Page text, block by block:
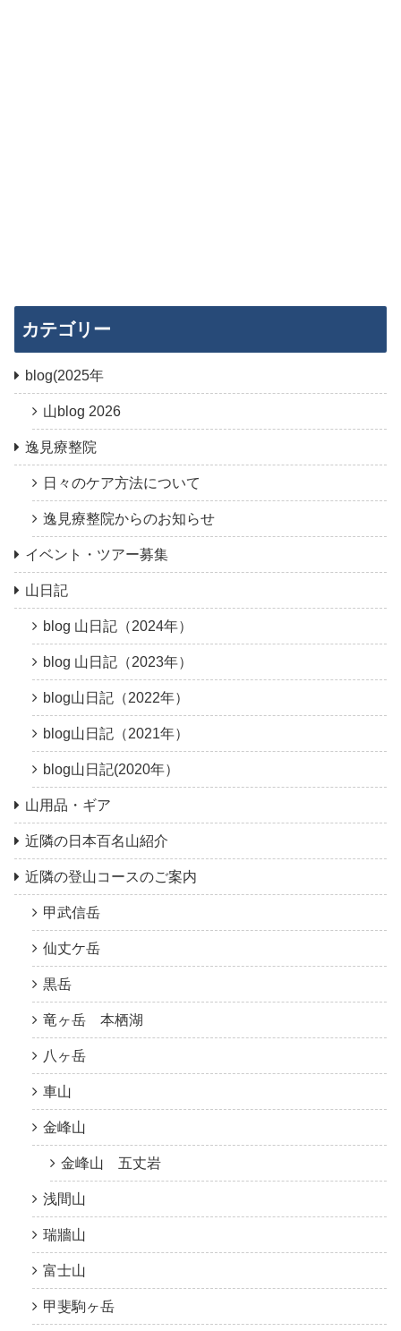
カテゴリー
blog(2025年
山blog 2026
逸見療整院
日々のケア方法について
逸見療整院からのお知らせ
イベント・ツアー募集
山日記
blog 山日記（2024年）
blog 山日記（2023年）
blog山日記（2022年）
blog山日記（2021年）
blog山日記(2020年）
山用品・ギア
近隣の日本百名山紹介
近隣の登山コースのご案内
甲武信岳
仙丈ケ岳
黒岳
竜ヶ岳 本栖湖
八ヶ岳
車山
金峰山
金峰山 五丈岩
浅間山
瑞牆山
富士山
甲斐駒ヶ岳